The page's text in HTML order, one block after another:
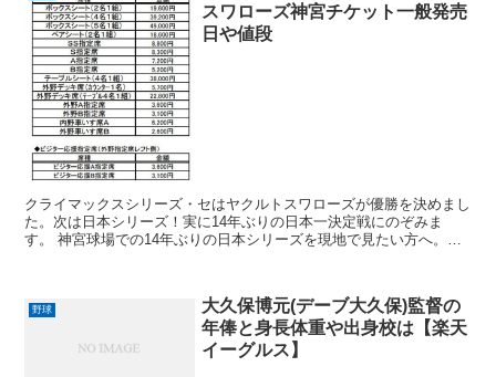
スワローズ神宮チケット一般発売
日や値段
クライマックスシリーズ・セはヤクルトスワローズが優勝を決めまし
た。次は日本シリーズ！実に14年ぶりの日本一決定戦にのぞみま
す。 神宮球場での14年ぶりの日本シリーズを現地で見たい方へ。チ
野球
大久保博元(デーブ大久保)監督の
年俸と身長体重や出身校は【楽天
イーグルス】